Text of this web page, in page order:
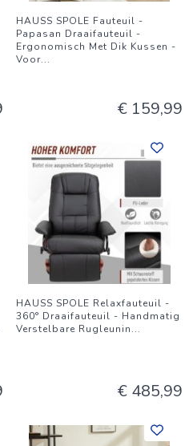
HAUSS SPOLE Fauteuil -
Papasan Draaifauteuil -
Ergonomisch Met Dik Kussen -
Voor...
€ 159,99
HAUSS SPOLE Relaxfauteuil -
360° Draaifauteuil - Handmatig
Verstelbare Rugleunin...
€ 485,99